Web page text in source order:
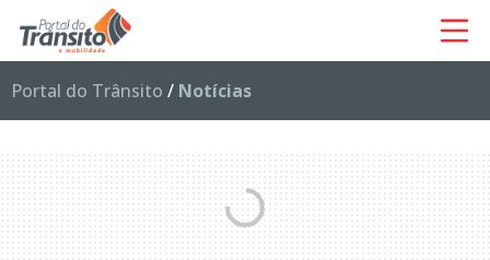
Portal do Trânsito / Notícias